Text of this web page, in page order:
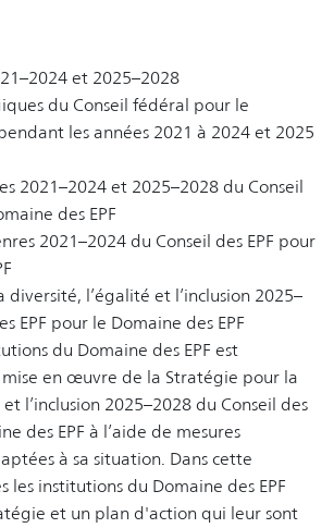
et 2025–2028
du Conseil fédéral pour le
les années 2021 à 2024 et 2025
2021–2024 et 2025–2028 du Conseil
des EPF
2021–2024 du Conseil des EPF pour
l’égalité et l’inclusion 2025–
EPF pour le Domaine des EPF
du Domaine des EPF est
en œuvre de la Stratégie pour la
l’inclusion 2025–2028 du Conseil des
des EPF à l’aide de mesures
à sa situation. Dans cette
les institutions du Domaine des EPF
et un plan d'action qui leur sont